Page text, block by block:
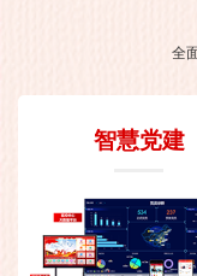
全
智慧党建